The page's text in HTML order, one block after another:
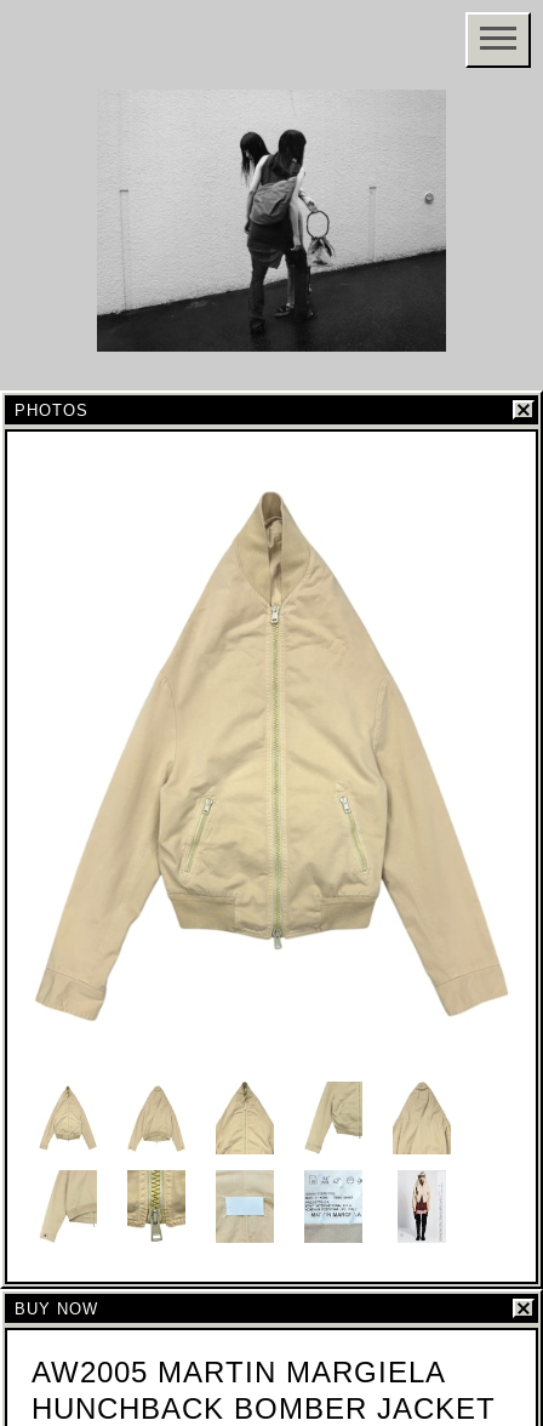
PHOTOS
BUY NOW
AW2005 MARTIN MARGIELA
HUNCHBACK BOMBER JACKET